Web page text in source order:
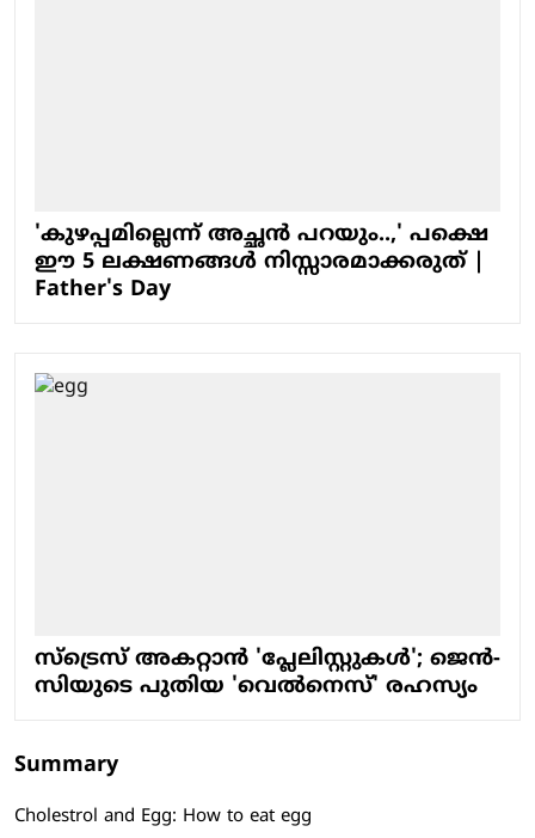
'കുഴപ്പമില്ലെന്ന് അച്ഛൻ പറയും..,' പക്ഷെ
ഈ 5 ലക്ഷണങ്ങൾ നിസ്സാരമാക്കരുത് |
Father's Day
സ്ട്രെസ് അകറ്റാൻ 'പ്ലേലിസ്റ്റുകൾ'; ജെൻ-
സിയുടെ പുതിയ 'വെൽനെസ്' രഹസ്യം
Summary
Cholestrol and Egg: How to eat egg